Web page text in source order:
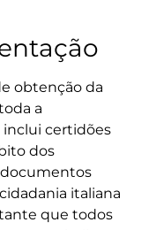
obtenção da
a
inclui certidões
dos
documentos
italiana
que todos